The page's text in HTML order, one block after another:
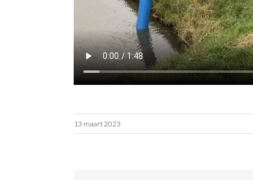
13 maart 2023